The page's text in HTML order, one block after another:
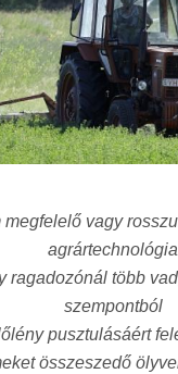
megfelelő vagy
agrártechnológia
ragadozónál több
szempontból
pusztulásáért
összeszedő